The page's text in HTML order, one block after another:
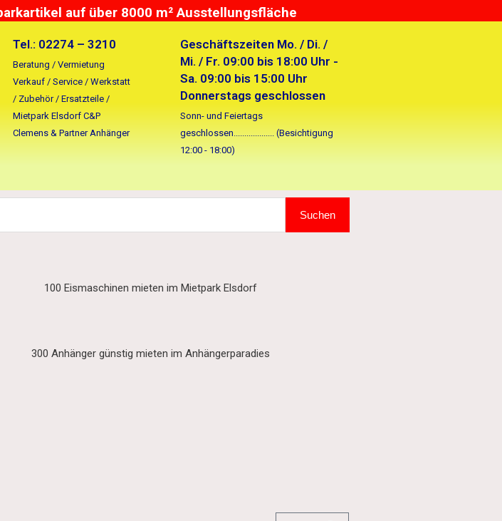
auf über 8000 m² Ausstellungsfläche
Tel.: 02274 – 3210
Beratung / Vermietung
Verkauf / Service / Werkstatt
/ Zubehör / Ersatzteile /
Mietpark Elsdorf C&P
Clemens & Partner Anhänger
Geschäftszeiten Mo. / Di. /
Mi. / Fr. 09:00 bis 18:00 Uhr -
Sa. 09:00 bis 15:00 Uhr
Donnerstags geschlossen
Sonn- und Feiertags
geschlossen................... (Besichtigung
12:00 - 18:00)
Suchen
100 Eismaschinen mieten im Mietpark Elsdorf
300 Anhänger günstig mieten im Anhängerparadies